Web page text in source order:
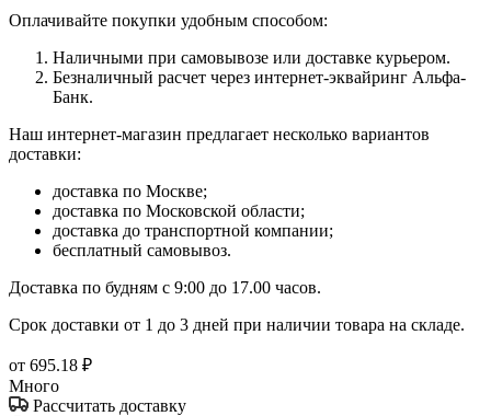
Оплачивайте покупки удобным способом:
Наличными при самовывозе или доставке курьером.
Безналичный расчет через интернет-эквайринг Альфа-
Банк.
Наш интернет-магазин предлагает несколько вариантов
доставки:
доставка по Москве;
доставка по Московской области;
доставка до транспортной компании;
бесплатный самовывоз.
Доставка по будням с 9:00 до 17.00 часов.
Срок доставки от 1 до 3 дней при наличии товара на складе.
от 695.18 ₽
Много
Рассчитать доставку